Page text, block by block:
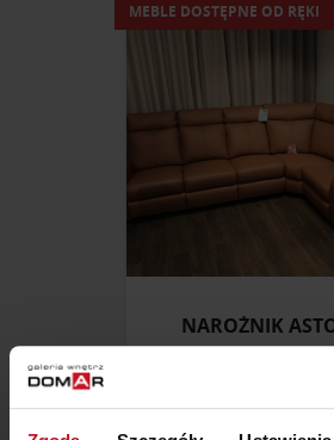
NAROŻNIK
MEBLE DOSTĘPNE OD RĘKI